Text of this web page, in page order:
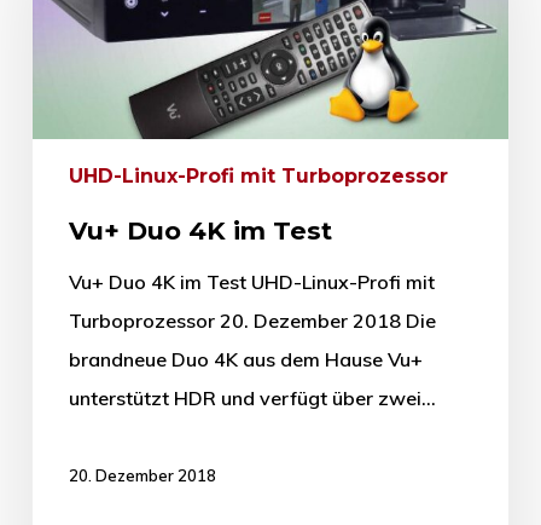
UHD-Linux-Profi mit Turboprozessor
Vu+ Duo 4K im Test
Vu+ Duo 4K im Test UHD-Linux-Profi mit
Turboprozessor 20. Dezember 2018 Die
brandneue Duo 4K aus dem Hause Vu+
unterstützt HDR und verfügt über zwei…
20. Dezember 2018